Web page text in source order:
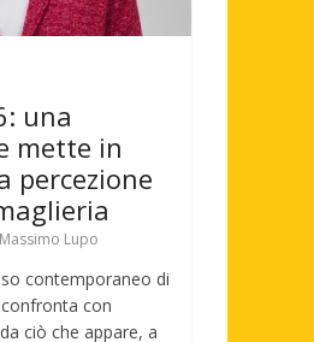
una
mette in
percezione
Massimo Lupo
contemporaneo di
con
ciò che appare, a